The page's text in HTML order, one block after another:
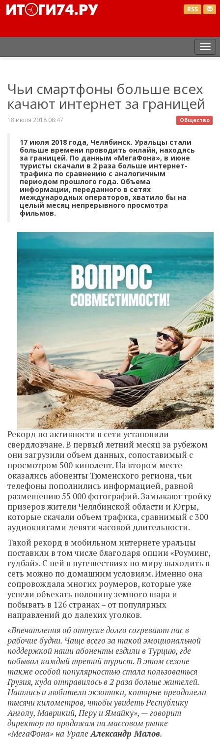
RSS
Чьи смартфоны больше всех
качают интернет за границей
Общество
18 июля 2018 08:47
17 июля 2018 года, Челябинск. Уральцы стали
больше времени проводить онлайн, находясь
за границей. По данным «МегаФона», в июне
туристы скачали в 2 раза больше интернет-
трафика по сравнению с аналогичным
периодом прошлого года. Объема
информации, переданного в сетях
международных операторов, хватило бы на
целый месяц непрерывного просмотра
фильмов.
Рекорд по активности в сети установили
свердловчане. В первый летний месяц за рубежом
они загрузили объем данных, сопоставимый с
просмотром 500 кинолент. На втором месте
оказались абоненты Тюменского региона, чьи
телефоны пополнились информацией, равной
размещению 55 000 фотографий. Замыкают тройку
призеров жители Челябинской области и Югры,
которые скачали объем трафика, сравнимый с 300
аудиокнигами девяти часовой длительности.
Такой рекорд в мобильном интернете уральцы
поставили в том числе благодаря опции «Роуминг,
гудбай». С ней в путешествиях по миру выходить в
сеть можно по домашним условиям. Именно она
сопровождала многих роумеров, которые уже
успели объехать половину земного шара и
побывать в 126 странах – от популярных
направлений до далеких уголков.
«Впечатления об отпуске долго согревают нас в
рабочие будни. Чаще всего за такой эмоциональной
поддержкой наши абоненты ездили в Турцию, где
побывал каждый третий турист. В этом сезоне
также особой популярностью стала пользоваться
Грузия, куда отправилось в 2 раза больше жителей.
Нашлись и любители экзотики, которые преодолели
тысячи километров, чтобы увидеть Республику
Анголу, Маврикий, Перу и Ямайку», — говорит
директор по продажам на массовом рынке
«МегаФона» на УралеАлександр Малов.